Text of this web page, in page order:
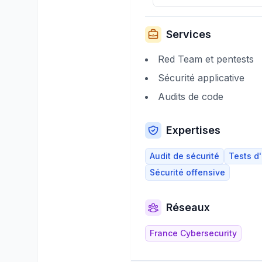
Services
Red Team et pentests
Sécurité applicative
Audits de code
Expertises
Audit de sécurité
Tests
Sécurité offensive
Réseaux
France Cybersecurity